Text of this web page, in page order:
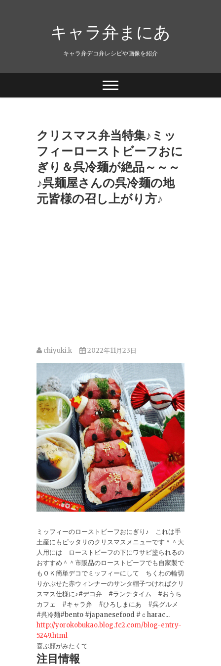
キャラ弁まにあ
キャラ弁デコ弁レシピや画像を紹介
クリスマス弁当特集♪ミッ
フィーローストビーフおに
ぎり＆呉冷麺が絶品～～～
♪呉麺屋さんの呉冷麺の地
元皆様の召し上がり方♪
chiyuki.k 2022年11月23日
ミッフィーのローストビーフおにぎり♪ これは手
土産にもピッタリのクリスマスメニューです＾＾大
人用には ローストビーフの下にワサビ塗られるの
おすすめ＾＾市販品のローストビーフでも自家製で
もＯＫ簡単デコでミッフィーにして ちくわの輪切
りかぶせた赤ウィンナーのサンタ帽子つければクリ
スマス仕様に♪#デコ弁 #ランチタイム #おうち
カフェ #キャラ弁 #ひろしまにあ #呉グルメ
#呉冷麺#bento #japanesefood #ｃharac...
http://yorokobukao.blog.fc2.com/blog-entry-
5249.html
喜ぶ顔がみたくて
注目情報